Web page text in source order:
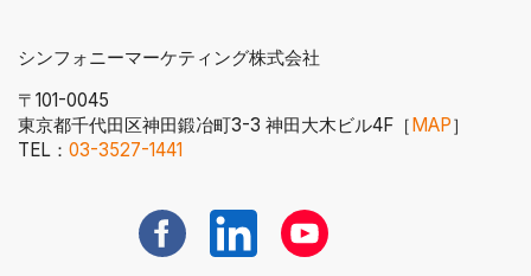
シンフォニーマーケティング株式会社
〒101-0045
東京都千代田区神田鍛冶町3-3 神田大木ビル4F［MAP］
TEL： 03-3527-1441
新規ウィンドウで開く
新規ウィンドウで開く